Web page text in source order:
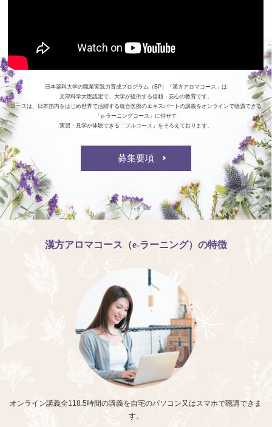
日本薬科大学の職業実践力育成プログラム（BP）「漢方アロマコース」は
文部科学大臣認定で、大学が提供する信頼・安心の教育です。
コースは、日本国内をはじめ世界で活躍する統合医療のエキスパートの講義をオンラインで聴講できる
「e-ラーニングコース」に併せて
実習・見学が体験できる「フルコース」をそろえております。
募集要項
漢方アロマコース（e-ラーニング）の特徴
オンライン講義全118.5時間の講義を自宅のパソコン又はスマホで聴講できま
す。